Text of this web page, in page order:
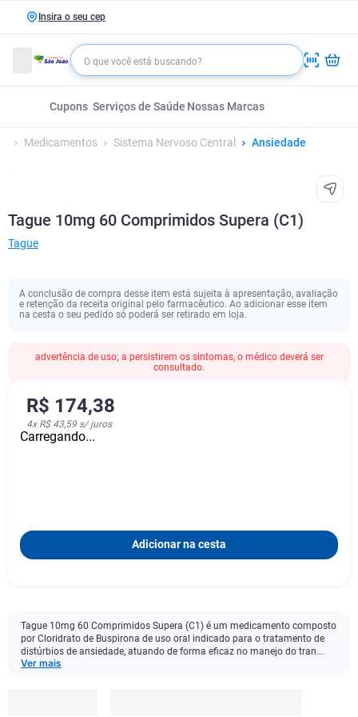
Insira o seu cep
Cupons Serviços de Saúde Nossas Marcas
Medicamentos Sistema Nervoso Central Ansiedade
Tague 10mg 60 Comprimidos Supera (C1)
Tague
A conclusão de compra desse item está sujeita à apresentação, avaliação
e retenção da receita original pelo farmacêutico. Ao adicionar esse item
na cesta o seu pedido só poderá ser retirado em loja.
advertência de uso; a persistirem os sintomas, o médico deverá ser
consultado.
R$ 174,38
4x R$ 43,59s/ juros
Carregando...
Adicionar na cesta
Tague 10mg 60 Comprimidos Supera (C1) é um medicamento composto
por Cloridrato de Buspirona de uso oral indicado para o tratamento de
distúrbios de ansiedade, atuando de forma eficaz no manejo do tran...
Ver mais